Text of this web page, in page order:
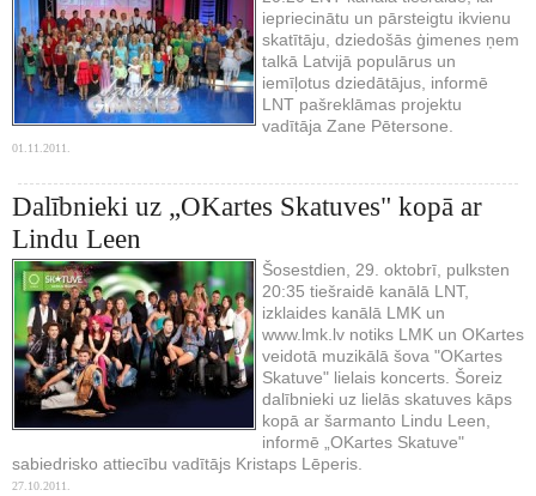
iepriecinātu un pārsteigtu ikvienu
skatītāju, dziedošās ģimenes ņem
talkā Latvijā populārus un
iemīļotus dziedātājus, informē
LNT pašreklāmas projektu
vadītāja Zane Pētersone.
01.11.2011.
Dalībnieki uz „OKartes Skatuves" kopā ar
Lindu Leen
Šosestdien, 29. oktobrī, pulksten
20:35 tiešraidē kanālā LNT,
izklaides kanālā LMK un
www.lmk.lv notiks LMK un OKartes
veidotā muzikālā šova "OKartes
Skatuve" lielais koncerts. Šoreiz
dalībnieki uz lielās skatuves kāps
kopā ar šarmanto Lindu Leen,
informē „OKartes Skatuve"
sabiedrisko attiecību vadītājs Kristaps Lēperis.
27.10.2011.